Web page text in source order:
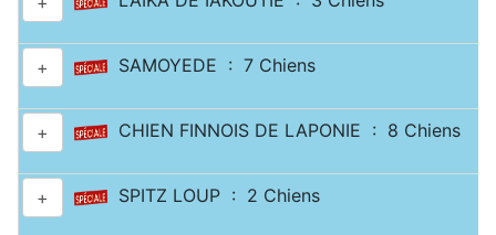
+ SAMOYEDE : 7 Chiens
+ CHIEN FINNOIS DE LAPONIE : 8 Chiens
+ SPITZ LOUP : 2 Chiens